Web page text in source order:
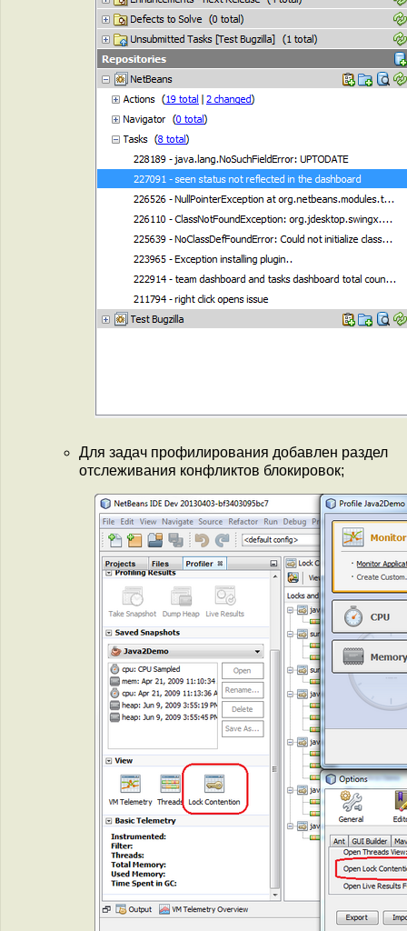
Для задач профилирования добавлен раздел
отслеживания конфликтов блокировок;